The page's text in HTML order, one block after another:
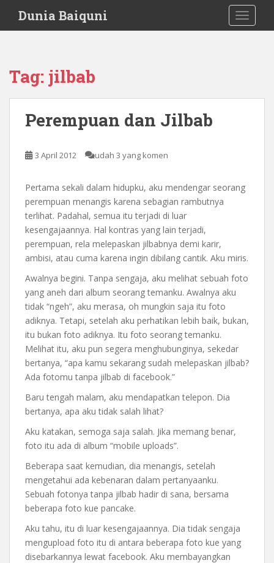
i
Dunia Baiquni
Tag: jilbab
Perempuan dan Jilbab
3 April 2012 udah 3 yang komen
Pertama sekali dalam hidupku, aku mendengar seorang
perempuan menangis karena sebagian rambutnya
terlihat. Padahal, semua itu terjadi di luar
kesengajaannya. Hal kontras yang lain terjadi,
perempuan, rela melepaskan jilbabnya demi karir,
ambisi, atau cuma karena ingin dibilang cantik. Aku miris.
Awalnya begini. Tanpa sengaja, aku melihat sebuah foto
yang aneh dari album seorang temanku. Awalnya aku
tidak “ngeh”, aku merasa, oh mungkin saja itu foto
adiknya. Tetapi, setelah aku perhatikan lebih baik, bukan,
itu bukan foto adiknya. Itu foto seorang temanku.
Melihat itu, aku pun segera menghubunginya, sekedar
bertanya, “apa kamu sekarang sudah melepaskan jilbab?
Ada fotomu tanpa jilbab di facebook.”
Baru tengah malam, aku mendapatkan telepon. Dia
bertanya, apa aku tidak salah lihat?
Aku katakan, semoga saja salah. Jika memang benar,
foto itu ada di album “mobile uploads”.
Beberapa saat kemudian, dia menangis, setelah
mengetahui ada kebenaran dalam pertanyaanku.
Sebuah fotonya tanpa jilbab hadir di sana, bersama
beberapa foto kue pancake.
Aku tahu, itu di luar kesengajaannya. Dia tidak sengaja
mengupload foto itu di antara beberapa foto kue yang
disebarkannya lewat facebook. Aku membayangkan